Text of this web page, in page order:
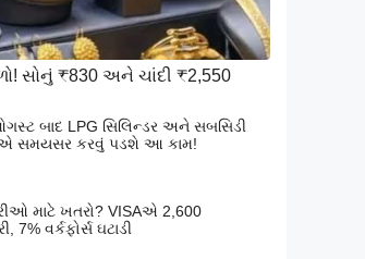
સોનું ₹830 અને ચાંદી ₹2,550
બાદ LPG સિલિન્ડર અને સબસિડી
સમયસર કરવું પડશે આ કામ!
માટે ખતરો? VISAએ 2,600
7% વર્કફોર્સ ઘટાડી